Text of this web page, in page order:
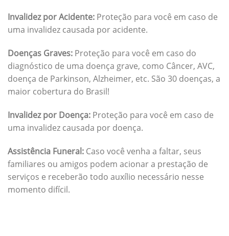
Invalidez por Acidente: Proteção para você em caso de
uma invalidez causada por acidente.
Doenças Graves: Proteção para você em caso do
diagnóstico de uma doença grave, como Câncer, AVC,
doença de Parkinson, Alzheimer, etc. São 30 doenças, a
maior cobertura do Brasil!
Invalidez por Doença: Proteção para você em caso de
uma invalidez causada por doença.
Assistência Funeral: Caso você venha a faltar, seus
familiares ou amigos podem acionar a prestação de
serviços e receberão todo auxílio necessário nesse
momento difícil.